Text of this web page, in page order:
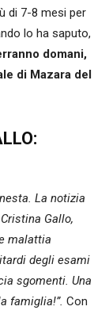
di 7-8 mesi per
lo ha saputo,
domani,
di Mazara del
La notizia
Gallo,
malattia
degli esami
sgomenti. Una
famiglia!”. Con